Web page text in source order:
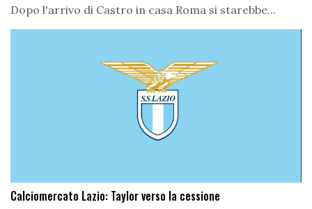
Dopo l'arrivo di Castro in casa Roma si starebbe...
Calciomercato Lazio: Taylor verso la cessione